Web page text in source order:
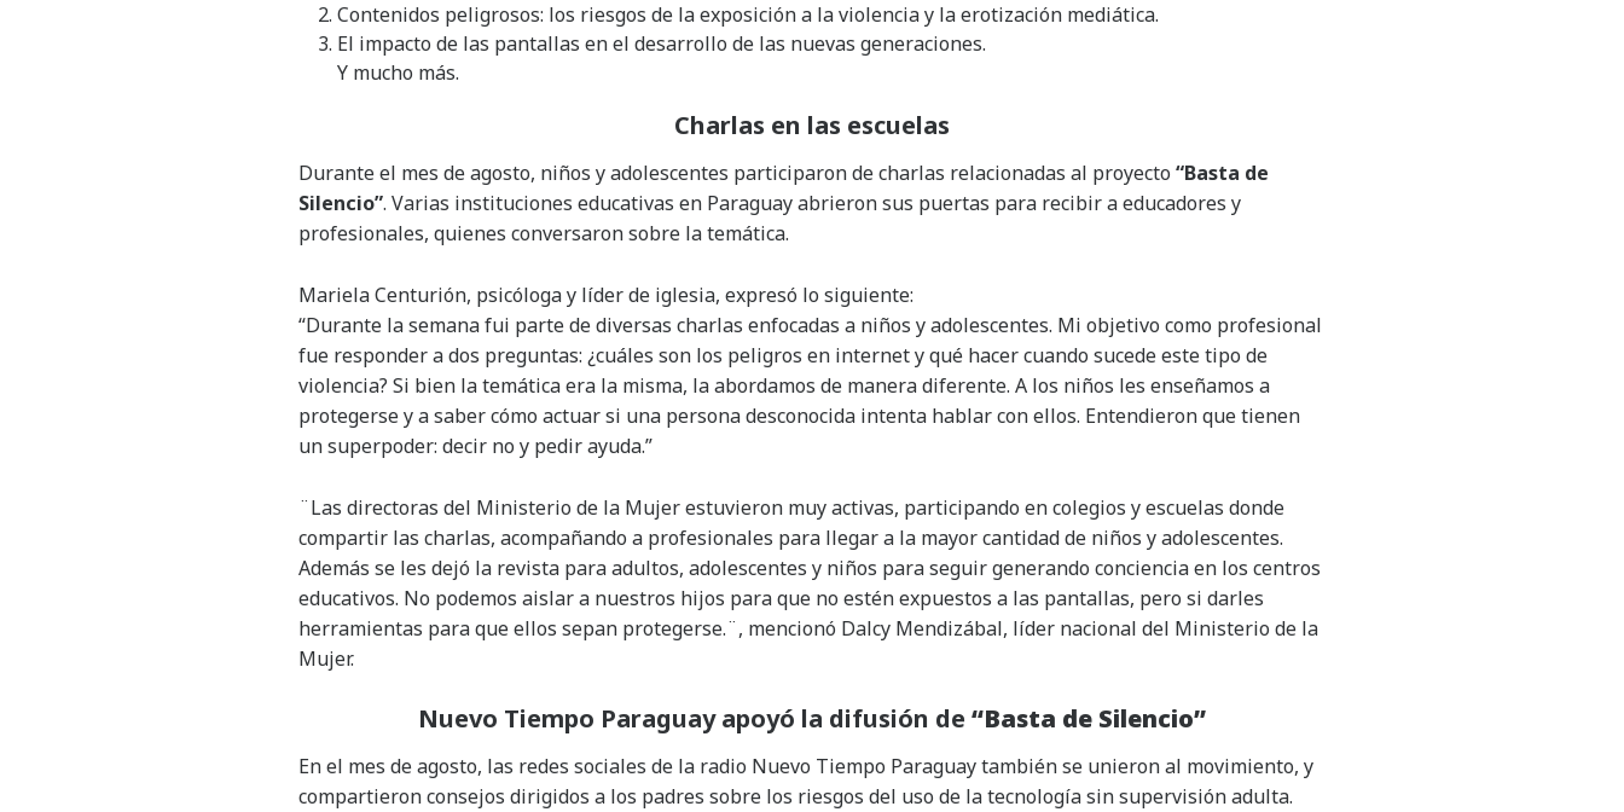
Contenidos peligrosos: los riesgos de la exposición a la violencia y la erotización mediática.
El impacto de las pantallas en el desarrollo de las nuevas generaciones.
Y mucho más.
Charlas en las escuelas
Durante el mes de agosto, niños y adolescentes participaron de charlas relacionadas al proyecto “Basta de
Silencio”. Varias instituciones educativas en Paraguay abrieron sus puertas para recibir a educadores y
profesionales, quienes conversaron sobre la temática.
Mariela Centurión, psicóloga y líder de iglesia, expresó lo siguiente:
“Durante la semana fui parte de diversas charlas enfocadas a niños y adolescentes. Mi objetivo como profesional
fue responder a dos preguntas: ¿cuáles son los peligros en internet y qué hacer cuando sucede este tipo de
violencia? Si bien la temática era la misma, la abordamos de manera diferente. A los niños les enseñamos a
protegerse y a saber cómo actuar si una persona desconocida intenta hablar con ellos. Entendieron que tienen
un superpoder: decir no y pedir ayuda.”
¨Las directoras del Ministerio de la Mujer estuvieron muy activas, participando en colegios y escuelas donde
compartir las charlas, acompañando a profesionales para llegar a la mayor cantidad de niños y adolescentes.
Además se les dejó la revista para adultos, adolescentes y niños para seguir generando conciencia en los centros
educativos. No podemos aislar a nuestros hijos para que no estén expuestos a las pantallas, pero si darles
herramientas para que ellos sepan protegerse.¨, mencionó Dalcy Mendizábal, líder nacional del Ministerio de la
Mujer.
Nuevo Tiempo Paraguay apoyó la difusión de “Basta de Silencio”
En el mes de agosto, las redes sociales de la radio Nuevo Tiempo Paraguay también se unieron al movimiento, y
compartieron consejos dirigidos a los padres sobre los riesgos del uso de la tecnología sin supervisión adulta.